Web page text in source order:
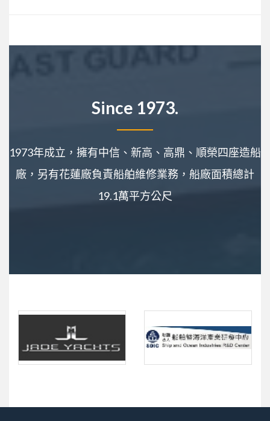
Since 1973.
1973年成立，擁有中信、新高、高鼎、順榮四座造船
廠，另有花蓮廠負責船舶維修業務，船廠面積總計
19.1萬平方公尺